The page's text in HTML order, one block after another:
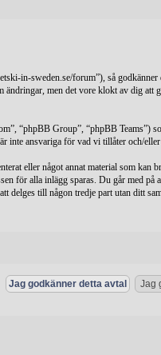
in-sweden.se/forum”), så
men det vore klokt av dig
“phpBB Group”, “phpBB Teams”)
inte ansvariga för vad vi tillåter och/
eller något annat material som
för alla inlägg sparas. Du går med
till någon tredje part utan ditt